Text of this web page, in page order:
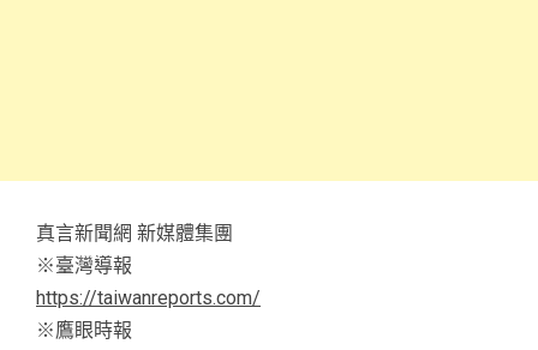
真言新聞網 新媒體集團
※臺灣導報
https://taiwanreports.com/
※鷹眼時報